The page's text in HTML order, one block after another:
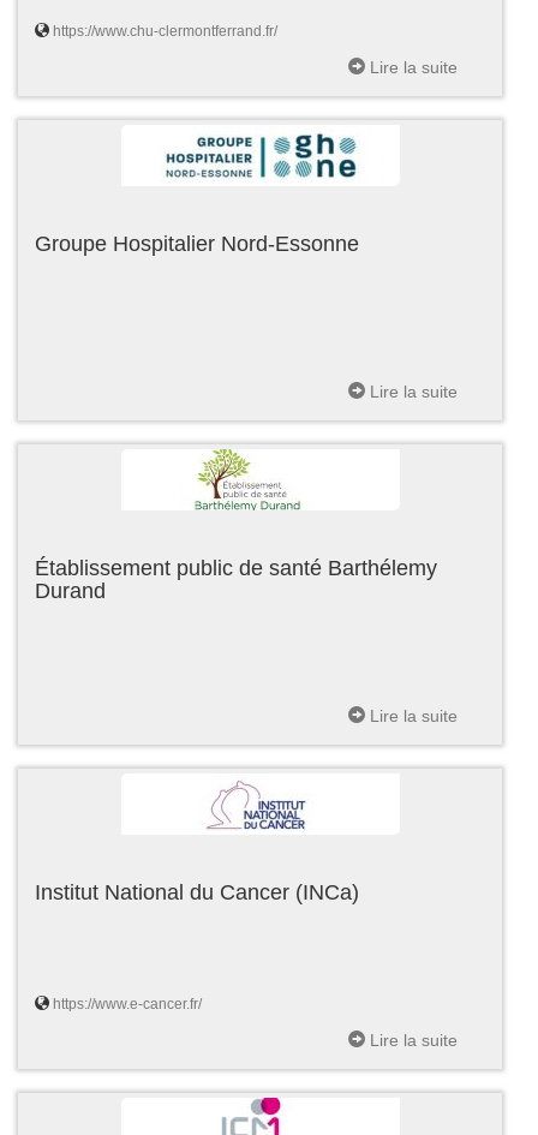
https://www.chu-clermontferrand.fr/
Lire la suite
Groupe Hospitalier Nord-Essonne
Lire la suite
Établissement public de santé Barthélemy
Durand
Lire la suite
Institut National du Cancer (INCa)
https://www.e-cancer.fr/
Lire la suite